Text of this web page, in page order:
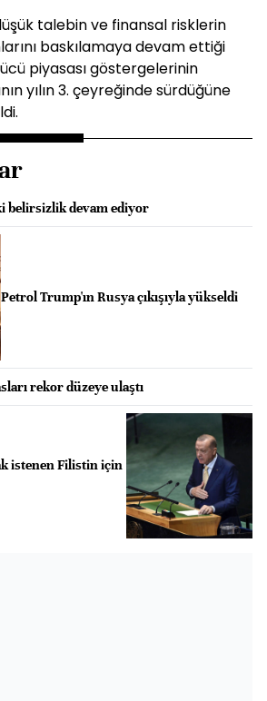
talebin ve finansal risklerin
baskılamaya devam ettiği
piyasası göstergelerinin
yılın 3. çeyreğinde sürdüğüne
belirsizlik devam ediyor
Petrol Trump'ın Rusya çıkışıyla yükseldi
rekor düzeye ulaştı
istenen Filistin için